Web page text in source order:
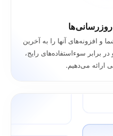
و افزونه‌های آنها را به آخرین
برابر سوءاستفاده‌های رایج،
ارائه می‌دهیم.